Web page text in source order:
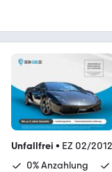
Unfallfrei • EZ 02/2012
0% Anzahlung